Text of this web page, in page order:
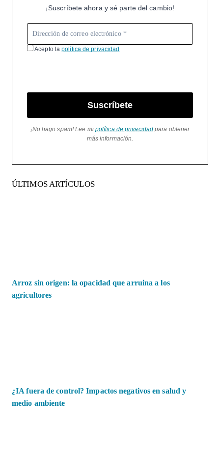
¡Suscríbete ahora y sé parte del cambio!
Acepto lapolítica de privacidad
Suscríbete
¡No hago spam! Lee mi política de privacidad para obtener
más información.
ÚLTIMOS ARTÍCULOS
Arroz sin origen: la opacidad que arruina a los
agricultores
¿IA fuera de control? Impactos negativos en salud y
medio ambiente